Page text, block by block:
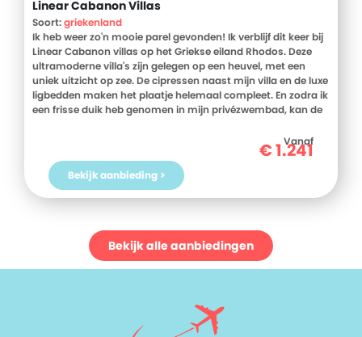
Linear Cabanon Villas
Soort:griekenland
Ik heb weer zo'n mooie parel gevonden! Ik verblijf dit keer bij
Linear Cabanon villas op het Griekse eiland Rhodos. Deze
ultramoderne villa's zijn gelegen op een heuvel, met een
uniek uitzicht op zee. De cipressen naast mijn villa en de luxe
ligbedden maken het plaatje helemaal compleet. En zodra ik
een frisse duik heb genomen in mijn privézwembad, kan de
Linear Cabanon Villas bestaat uit een aantal geschakelde
villa's met een modern design. De natuurlijke materialen,
donkere kleuren en fijne stoffen creëren bovendien die
ultieme mediterrane sfeer. Alle ingrediënten voor een
naar de baai van Kalithea, waar het zeewater azuurblauw en
kraakhelder is.
Vanaf
€1.241
Bekijk aanbieding >
Bekijk alle aanbiedingen